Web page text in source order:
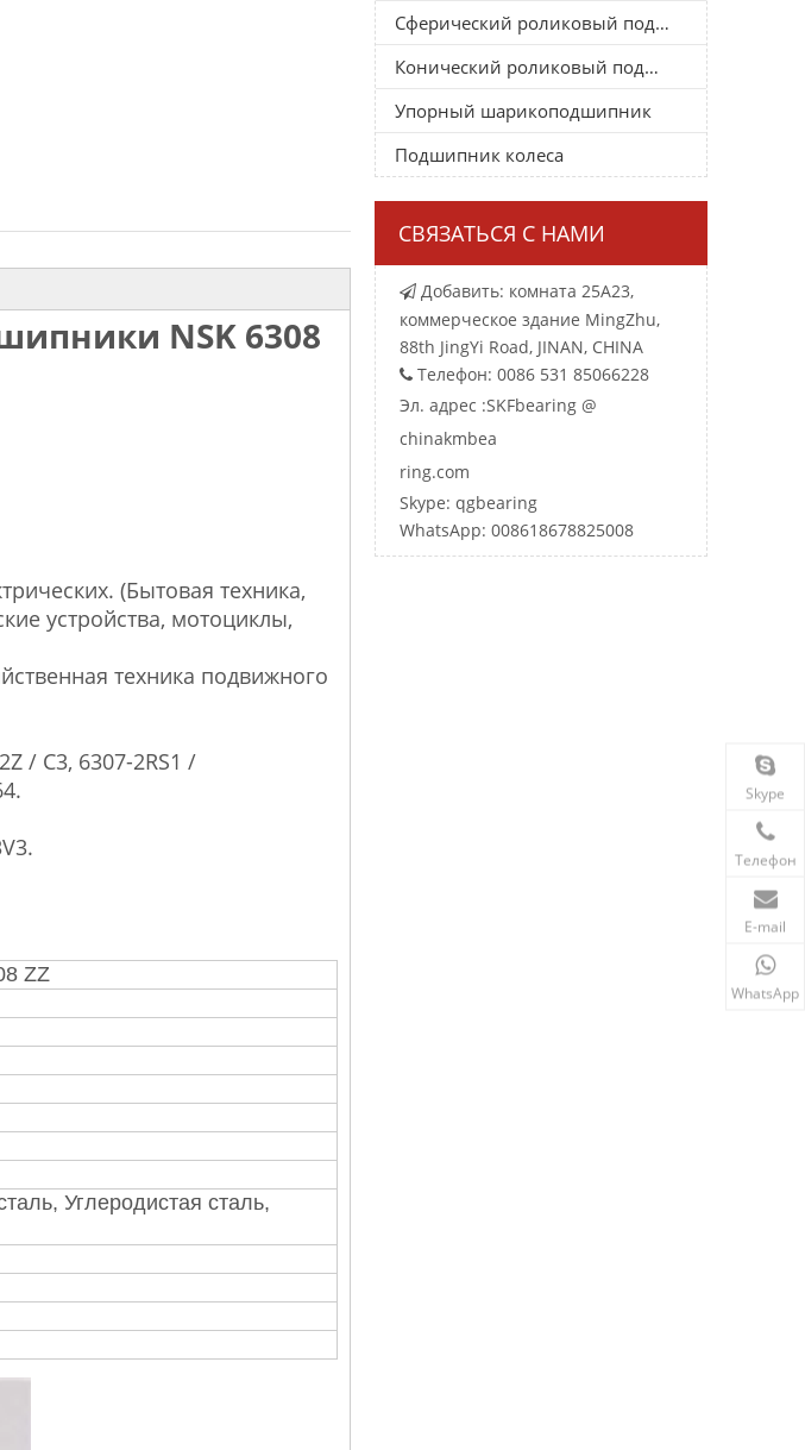
NSK 6308
(Бытовая техника,
устройства, мотоциклы,
техника подвижного
/ C3, 6307-2RS1 /
ZZ
Углеродистая сталь,
Сферический роликовый подшипник
Конический роликовый подшипник
Упорный шарикоподшипник
Подшипник колеса
СВЯЗАТЬСЯ С НАМИ
 Добавить: комната 25A23,
коммерческое здание MingZhu,
88th JingYi Road, JINAN, CHINA
 Телефон: 0086 531 85066228
Эл. адрес :SKFbearing @
chinakmbea
ring.com
Skype: qgbearing
WhatsApp: 008618678825008
Skype
Телефон
E-mail
WhatsApp